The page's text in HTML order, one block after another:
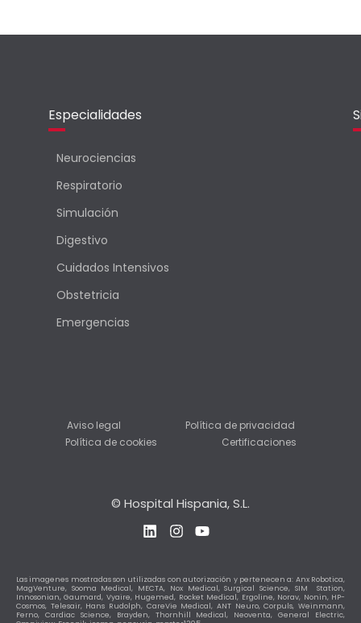
Especialidades
Neurociencias
Respiratorio
Simulación
Digestivo
Cuidados Intensivos
Obstetricia
Emergencias
© Hospital Hispania, S.L.
L
i
e
d
i
I
n
a
g
r
Y
o
u
b
e
Aviso legal
Política de privacidad
Política de cookies
Certificaciones
Las imagenes mostradas son utilizadas con autorización y pertenecen a: Anx Robotica,
MagVenture, Sooma Medical, MECTA, Nox Medical,Surgical Science, SIM Station,
Innosonian,Gaumard, Vyaire, Hugemed, Rocket Medical, Ergoline, Norav, Nonin, HP-
Cosmos, Telesair, Hans Rudolph, CareVie Medical,ANT Neuro,Corpuls,Weinmann,
Ferno, Cardiac Science, Brayden,Thornhill Medical, Neoventa,General Electric,